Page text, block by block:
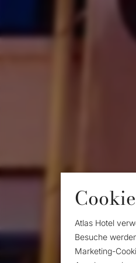
Atlas Hotel
Besuche
Marketing-